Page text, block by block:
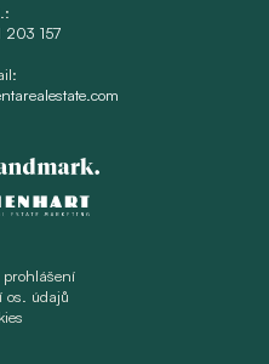
203 157
prohlášení
os. údajů